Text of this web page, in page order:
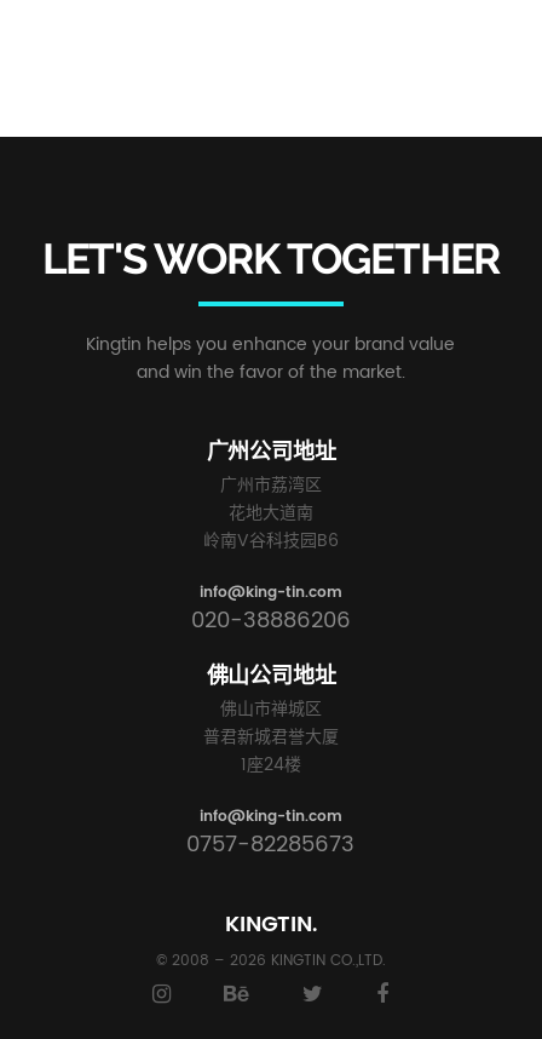
LET'S WORK TOGETHER
Kingtin helps you enhance your brand value
and win the favor of the market.
广州公司地址
广州市荔湾区
花地大道南
岭南V谷科技园B6
info@king-tin.com
020-38886206
佛山公司地址
佛山市禅城区
普君新城君誉大厦
1座24楼
info@king-tin.com
0757-82285673
KINGTIN.
© 2008 – 2026 KINGTIN CO.,LTD.